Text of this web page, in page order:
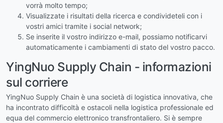
vorrà molto tempo;
Visualizzate i risultati della ricerca e condivideteli con i
vostri amici tramite i social network;
Se inserite il vostro indirizzo e-mail, possiamo notificarvi
automaticamente i cambiamenti di stato del vostro pacco.
YingNuo Supply Chain - informazioni
sul corriere
YingNuo Supply Chain è una società di logistica innovativa, che
ha incontrato difficoltà e ostacoli nella logistica professionale ed
equa del commercio elettronico transfrontaliero. Si è sempre